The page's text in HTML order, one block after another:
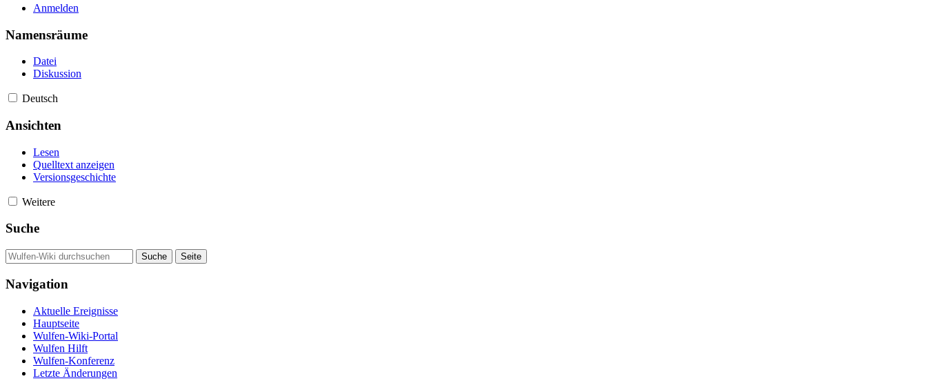
Anmelden
Namensräume
Datei
Diskussion
Deutsch
Ansichten
Lesen
Quelltext anzeigen
Versionsgeschichte
Weitere
Suche
Navigation
Aktuelle Ereignisse
Hauptseite
Wulfen-Wiki-Portal
Wulfen Hilft
Wulfen-Konferenz
Letzte Änderungen